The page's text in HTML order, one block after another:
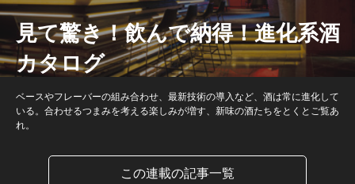
見て驚き！飲んで納得！進化系酒
カタログ
ベースやフレーバーの組み合わせ、最新技術の導入など、酒は常に進化して
いる。合わせるつまみを考える楽しみが増す、新味の酒たちをとくとご覧あ
れ。
この連載の記事一覧